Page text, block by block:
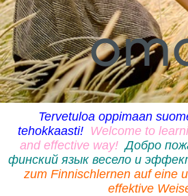
Tervetuloa oppimaan
tehokkaasti! Welcome to
and effective way! Добро
финский язык весело и
zum Finnischlernen auf eine
effektive